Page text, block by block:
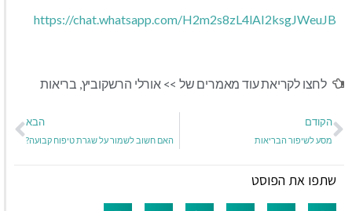
https://chat.whatsapp.com/H2m2s8zL4lAI2ksgJWeuJB
לחצו לקריאת עוד מאמרים של >> אורלי הרשקוביץ, בריאות
הקודם
מסע לשיפור הבריאות
הבא
האם חשוב לשמור על שגרת טיפוח קבועה?
שתפו את הפוסט